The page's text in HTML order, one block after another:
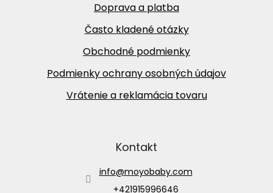
Doprava a platba
Často kladené otázky
Obchodné podmienky
Podmienky ochrany osobných údajov
Vrátenie a reklamácia tovaru
Kontakt
info@moyobaby.com
+421915996646